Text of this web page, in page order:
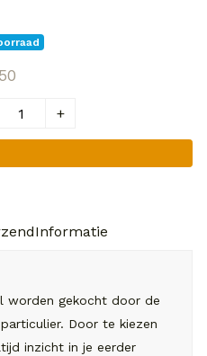
+
worden gekocht door de
Door te kiezen
inzicht in je eerder